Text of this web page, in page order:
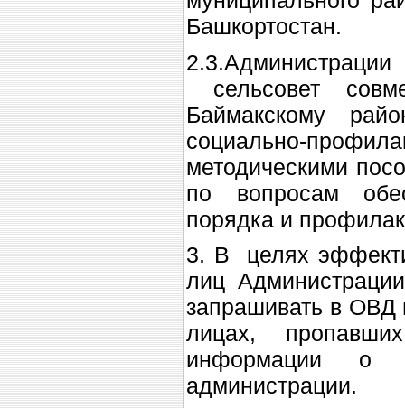
Башкортостан.
2.3.Администрации
сельсовет
Баймакскому
социально-
методическими
по вопросам
порядка и
3. В целях
лиц
запрашивать в ОВД
лицах,
информации о
администрации.